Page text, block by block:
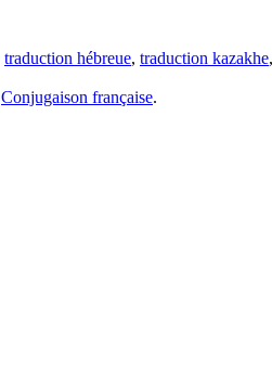
traduction hébreue, traduction kazakhe,
Conjugaison française.